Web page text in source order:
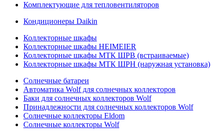
Комплектующие для тепловентиляторов
Кондиционеры Daikin
Коллекторные шкафы
Коллекторные шкафы HEIMEIER
Коллекторные шкафы МТК ШРВ (встраиваемые)
Коллекторные шкафы МТК ШРН (наружная установка)
Солнечные батареи
Автоматика Wolf для солнечных коллекторов
Баки для солнечных коллекторов Wolf
Принадлежности для солнечных коллекторов Wolf
Солнечные коллекторы Eldom
Солнечные коллекторы Wolf